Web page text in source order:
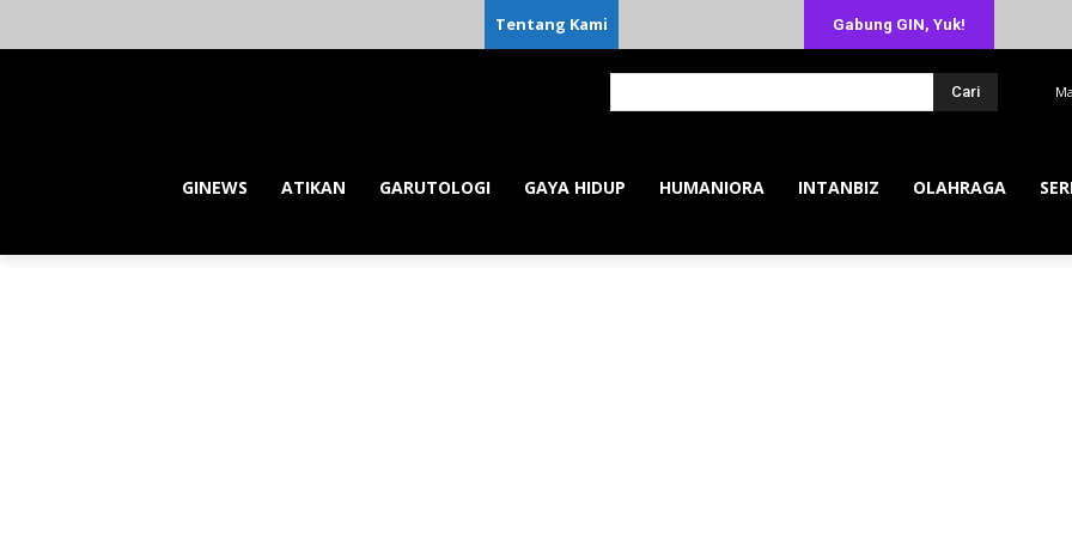
Tentang Kami Gabung GIN, Yuk!
Cari
GINEWS ATIKAN GARUTOLOGI GAYA HIDUP HUMANIORA INTANBIZ OLAHRAGA